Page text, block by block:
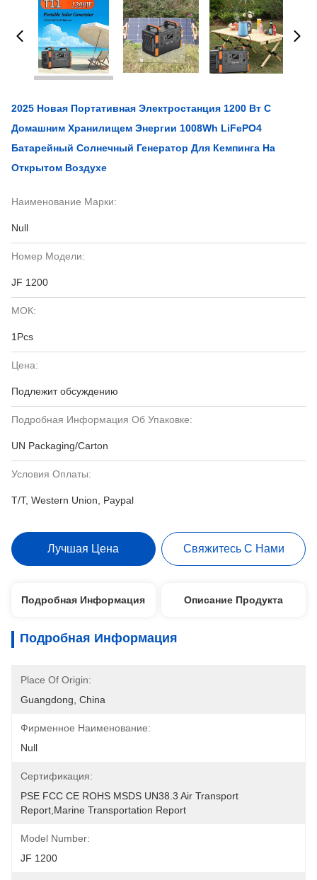
2025 Новая Портативная Электростанция 1200 Вт С
Домашним Хранилищем Энергии 1008Wh LiFePO4
Батарейный Солнечный Генератор Для Кемпинга На
Открытом Воздухе
Наименование Марки:
Null
Номер Модели:
JF 1200
МОК:
1Pcs
Цена:
Подлежит обсуждению
Подробная Информация Об Упаковке:
UN Packaging/Carton
Условия Оплаты:
T/T, Western Union, Paypal
Лучшая Цена Свяжитесь С Нами
Подробная Информация Описание Продукта
Подробная Информация
Place Of Origin:
Guangdong, China
Фирменное Наименование:
Null
Сертификация:
PSE FCC CE ROHS MSDS UN38.3 Air Transport
Report,Marine Transportation Report
Model Number:
JF 1200